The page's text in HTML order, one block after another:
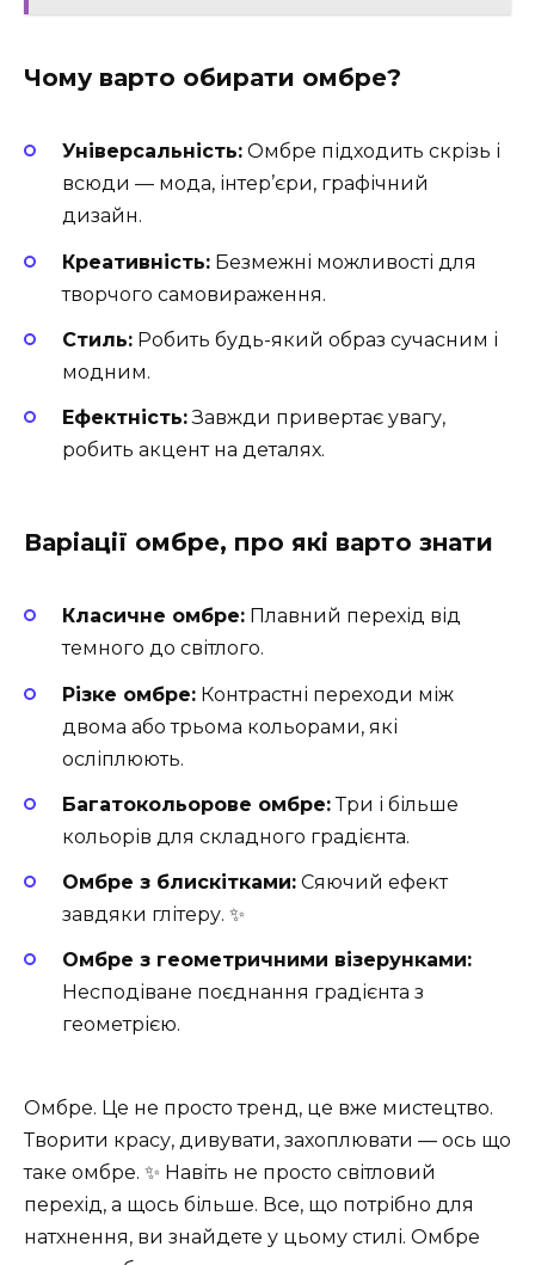
Чому варто обирати омбре?
Універсальність: Омбре підходить скрізь і
всюди — мода, інтер’єри, графічний
дизайн.
Креативність: Безмежні можливості для
творчого самовираження.
Стиль: Робить будь-який образ сучасним і
модним.
Ефектність:Завжди привертає увагу,
робить акцент на деталях.
Варіації омбре, про які варто знати
Класичне омбре: Плавний перехід від
темного до світлого.
Різке омбре: Контрастні переходи між
двома або трьома кольорами, які
осліплюють.
Багатокольорове омбре:Три і більше
кольорів для складного градієнта.
Омбре з блискітками: Сяючий ефект
завдяки глітеру. ✨
Омбре з геометричними візерунками:
Несподіване поєднання градієнта з
геометрією.
Омбре. Це не просто тренд, це вже мистецтво.
Творити красу, дивувати, захоплювати — ось що
таке омбре. ✨ Навіть не просто світловий
перехід, а щось більше. Все, що потрібно для
натхнення, ви знайдете у цьому стилі. Омбре